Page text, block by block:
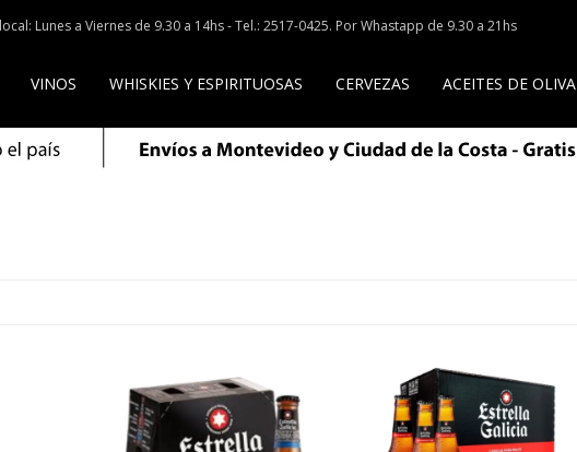
VINOS WHISKIES Y ESPIRITUOSAS CERVEZAS ACEITES DE OLIVA
Lunes a Viernes de 9.30 a 14hs - Tel.: 2517-0425. Por Whastapp de 9.30 a 21hs